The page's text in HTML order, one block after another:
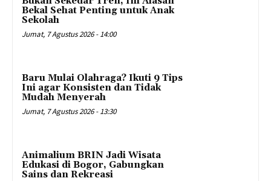
Bekal Sehat Penting untuk Anak
Sekolah
Jumat, 7 Agustus 2026 - 14:00
Baru Mulai Olahraga? Ikuti 9 Tips
Ini agar Konsisten dan Tidak
Mudah Menyerah
Jumat, 7 Agustus 2026 - 13:30
Animalium BRIN Jadi Wisata
Edukasi di Bogor, Gabungkan
Sains dan Rekreasi